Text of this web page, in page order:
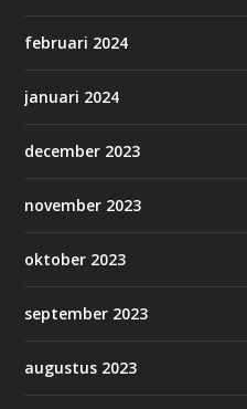
februari 2024
januari 2024
december 2023
november 2023
oktober 2023
september 2023
augustus 2023